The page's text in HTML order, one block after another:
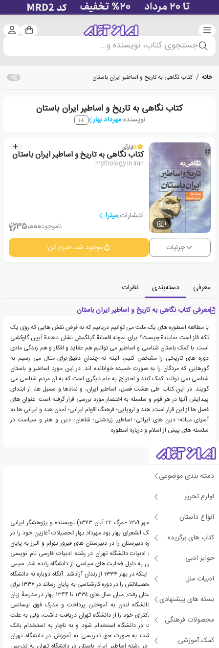
دسته‌بندی سبد
جستجوی کتاب، نویسنده و...
دسته بندی موضوعی
لوازم تحریر
انواع داستان
کتاب های برگزیده
جوایز ادبی
ادبیات ملل
بسته های پیشنهادی
محصولات فرهنگی
کمک آموزشی
خانه / کتاب نگاهی به تاریخ و اساطیر ایران باستان
کتاب نگاهی به تاریخ و اساطیر ایران باستان
نویسنده:مهرداد بهار 1
1
5از1رأی
کتاب نگاهی به تاریخ و اساطیر ایران باستان
mythology in Iran
انتشارات:میترا
ناموجود35،000
جزئیات موجود شد، خبرم کن!
معرفی دسته‌بندی
نظرات
معرفی کتاب نگاهی به تاریخ و اساطیر ایران باستان
با مطالعة اسطوره های یک ملت می توانیم دریابیم که به فرض نقش هایی که روی یک
تکه فلز است نمایندة چیست؟ برای نمونه افسانة گیلگمش نشان دهندة آیین گاوکشی
است. با کمک باستان شناسی و اساطیر می توانیم هم عقاید و افکار و هم زندگی مادی
دوره های تاریخی را مشخص کنیم، البته نه چندان دقیق.برای مثال می رسیم به
گورهایی که مردگان را به صورت خمیده خوابانده اند. در این مورد اساطیر و باستان
شناسی نمی توانند کمک کنند و احتیاج به علم دیگری است که به آن مردم شناسی می
گویند. در این کتاب طی هشت فصل، اساطیر ایران، و نمادها و سمبل ها، از ابتدای
پیدایش آنها در هر قوم و سلسله به اختصار مورد بررسی قرار گرفته است. عنوان های
فصل ها از این قرار است: هند و اروپایی؛ فرهنگ اقوام ایرانی؛ آمدن هند و ایرانی ها به
آسیای میانه؛ دین های ایرانی؛ اساطیر زردشتی؛ شاهان؛ دین و هنر و سیاست در
سلسله های پیش از اسلام و دربارة اسطوره.
درباره مهرداد بهار
ملک مهرداد بهار (زاده ۱۰ مهر ۱۳۰۹ - مرگ ۲۲ آبان ۱۳۷۳) نویسنده و پژوهشگر ایرانی
بود. وی پنجمین فرزند ملک الشعرای بهار بود.مهرداد بهار تحصیلات آغازین خود را در
دبستان جمشید جم و دوره دبیرستان را در دبیرستان های فیروز بهرام و البرز به پایان
رساند. سپس در دانشکده ادبیات دانشگاه تهران در رشته ادبیات فارسی نام نویسی
کرد، ولی دو سال پس از آن به دلیل فعالیت های سیاسی از دانشگاه رانده شد. سپس
چهارسال به زندان افتاد تا اینکه در بهار ۱۳۳۴ از زندان آزادشد. آنگاه دوباره به دانشگاه
رفت و سرانجام در ۱۳۳۶ تحصیلاتش را در دوره کارشناسی به پایان رساند.در ۱۳۳۷ برای
پی گیری تحصیل به انگلستان رفت. میان سال های ۱۳۳۸ تا ۱۳۴۴ بهار در مدرسهٔ زبان
های شرقی و آفریقایی دانشگاه لندن به آموختن پرداخت و مدرک فوق لیسانس
گرفت.سال ها پس از آن دکترای خود را از دانشگاه تهران دریافت داشت، ولی به علت
جلوگیری ساواک نتوانست در دانشگاه استخدام شود و به ناچار به استخدام بانک
مرکزی درآمد. از آغاز بازگشت به صورت حق تدریسی به آموزش در دانشگاه تهران